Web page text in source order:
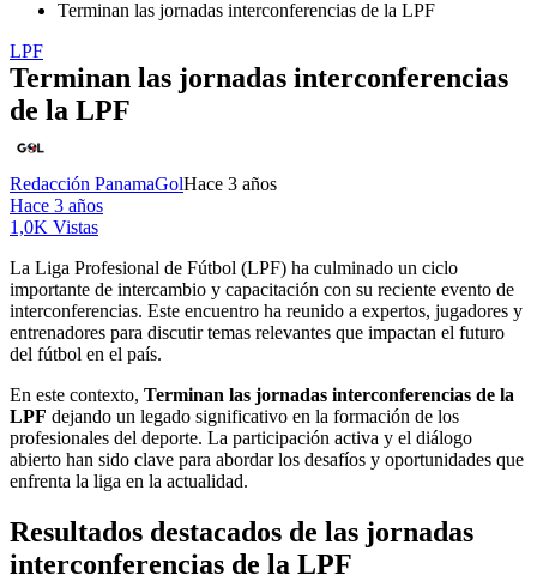
Terminan las jornadas interconferencias de la LPF
LPF
Terminan las jornadas interconferencias
de la LPF
Redacción PanamaGolHace 3 años
Hace 3 años
1,0K Vistas
La Liga Profesional de Fútbol (LPF) ha culminado un ciclo
importante de intercambio y capacitación con su reciente evento de
interconferencias. Este encuentro ha reunido a expertos, jugadores y
entrenadores para discutir temas relevantes que impactan el futuro
del fútbol en el país.
En este contexto, Terminan las jornadas interconferencias de la
LPF dejando un legado significativo en la formación de los
profesionales del deporte. La participación activa y el diálogo
abierto han sido clave para abordar los desafíos y oportunidades que
enfrenta la liga en la actualidad.
Resultados destacados de las jornadas
interconferencias de la LPF